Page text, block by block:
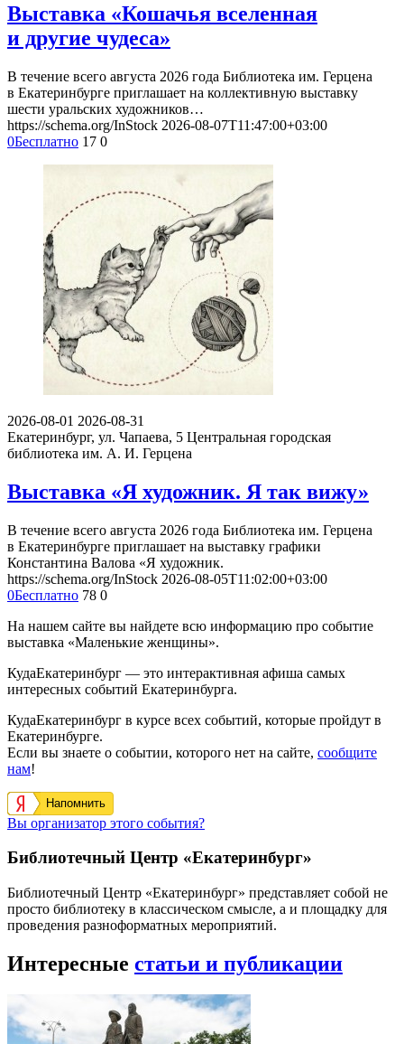
Выставка «Кошачья вселенная
и другие чудеса»
В течение всего августа 2026 года Библиотека им. Герцена
в Екатеринбурге приглашает на коллективную выставку
шести уральских художников…
https://schema.org/InStock 2026-08-07T11:47:00+03:00
0Бесплатно 17 0
2026-08-01 2026-08-31
Екатеринбург, ул. Чапаева, 5 Центральная городская
библиотека им. А. И. Герцена
Выставка «Я художник. Я так вижу»
В течение всего августа 2026 года Библиотека им. Герцена
в Екатеринбурге приглашает на выставку графики
Константина Валова «Я художник.
https://schema.org/InStock 2026-08-05T11:02:00+03:00
0Бесплатно 78 0
На нашем сайте вы найдете всю информацию про событие
выставка «Маленькие женщины».
КудаЕкатеринбург — это интерактивная афиша самых
интересных событий Екатеринбурга.
КудаЕкатеринбург в курсе всех событий, которые пройдут в
Екатеринбурге.
Если вы знаете о событии, которого нет на сайте, сообщите
нам!
Напомнить
Вы организатор этого события?
Библиотечный Центр «Екатеринбург»
Библиотечный Центр «Екатеринбург» представляет собой не
просто библиотеку в классическом смысле, а и площадку для
проведения разноформатных мероприятий.
Интересные статьи и публикации